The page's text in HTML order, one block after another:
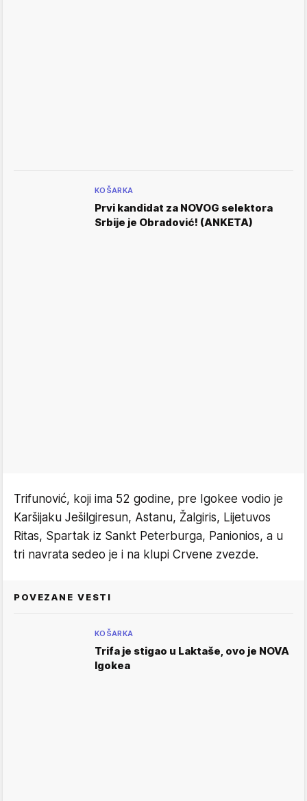
KOŠARKA
Prvi kandidat za NOVOG selektora
Srbije je Obradović! (ANKETA)
Trifunović, koji ima 52 godine, pre Igokee vodio je
Karšijaku Ješilgiresun, Astanu, Žalgiris, Lijetuvos
Ritas, Spartak iz Sankt Peterburga, Panionios, a u
tri navrata sedeo je i na klupi Crvene zvezde.
POVEZANE VESTI
KOŠARKA
Trifa je stigao u Laktaše, ovo je NOVA
Igokea